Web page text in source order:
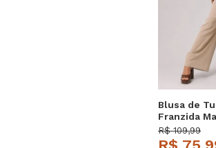
Blusa de
Franzida
Salvatore
R$ 109,99